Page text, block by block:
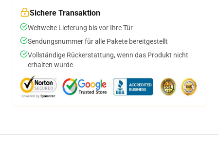
Sichere Transaktion
Weltweite Lieferung bis vor Ihre Tür
Sendungsnummer für alle Pakete bereitgestellt
Vollständige Rückerstattung, wenn das Produkt nicht
erhalten wurde